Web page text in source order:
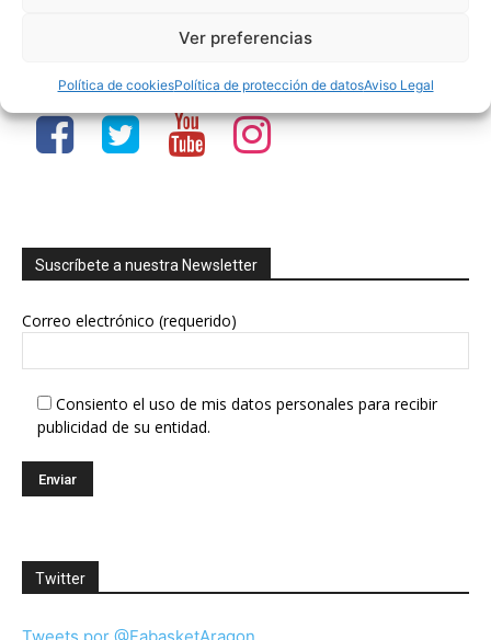
Ver preferencias
Política de cookiesPolítica de protección de datosAviso Legal
Suscríbete a nuestra Newsletter
Correo electrónico (requerido)
Consiento el uso de mis datos personales para recibir
publicidad de su entidad.
Twitter